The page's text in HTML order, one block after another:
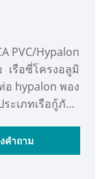
PVC/Hypalon
เรือซี่โครงอลูมิ
อ hypalon พอง
เภทเรือกู้ภัยมี
ที่ยวบาง
คำถาม